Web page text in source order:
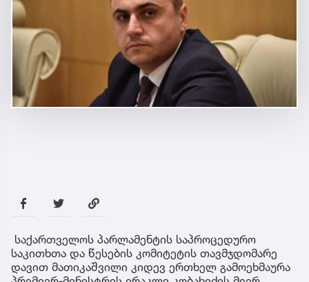
საქართველოს პარლამენტის საპროცედურო
საკითხთა და წესების კომიტეტის თავმჯდომარე
დავით მათიკაშვილი კიდევ ერთხელ გამოეხმაურა